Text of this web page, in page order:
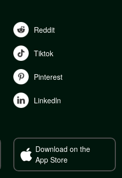
Reddit
Tiktok
Pinterest
Linkedln
Download on the
App Store